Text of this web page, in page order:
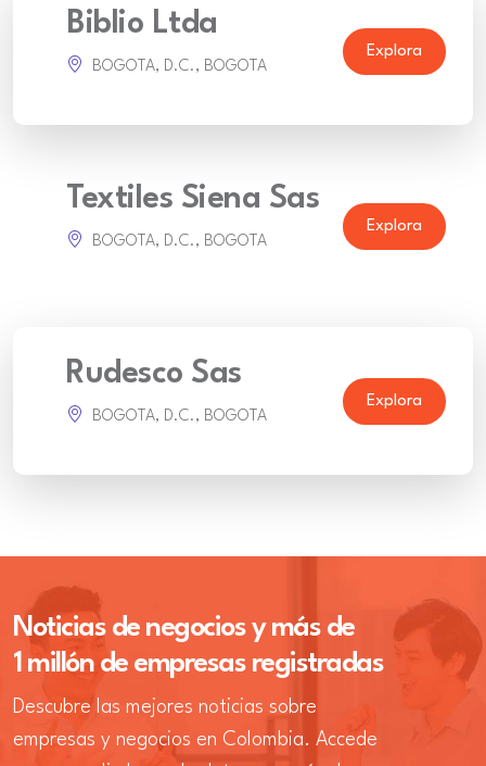
Biblio Ltda
BOGOTA, D.C., BOGOTA
Explora
Textiles Siena Sas
BOGOTA, D.C., BOGOTA
Explora
Rudesco Sas
BOGOTA, D.C., BOGOTA
Explora
Noticias de negocios y más de
1 millón de empresas registradas
Descubre las mejores noticias sobre
empresas y negocios en Colombia. Accede